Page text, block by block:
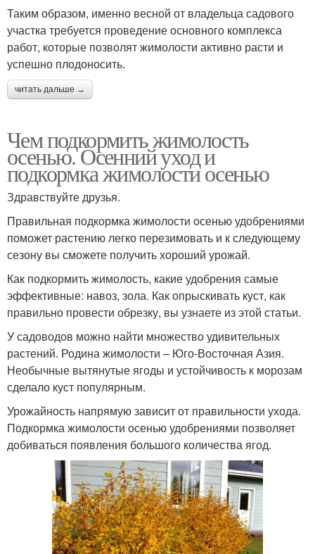
Таким образом, именно весной от владельца садового
участка требуется проведение основного комплекса
работ, которые позволят жимолости активно расти и
успешно плодоносить.
читать дальше →
Чем подкормить жимолость
осенью. Осенний уход и
подкормка жимолости осенью
Здравствуйте друзья.
Правильная подкормка жимолости осенью удобрениями
поможет растению легко перезимовать и к следующему
сезону вы сможете получить хороший урожай.
Как подкормить жимолость, какие удобрения самые
эффективные: навоз, зола. Как опрыскивать куст, как
правильно провести обрезку, вы узнаете из этой статьи.
У садоводов можно найти множество удивительных
растений. Родина жимолости – Юго-Восточная Азия.
Необычные вытянутые ягоды и устойчивость к морозам
сделало куст популярным.
Урожайность напрямую зависит от правильности ухода.
Подкормка жимолости осенью удобрениями позволяет
добиваться появления большого количества ягод.